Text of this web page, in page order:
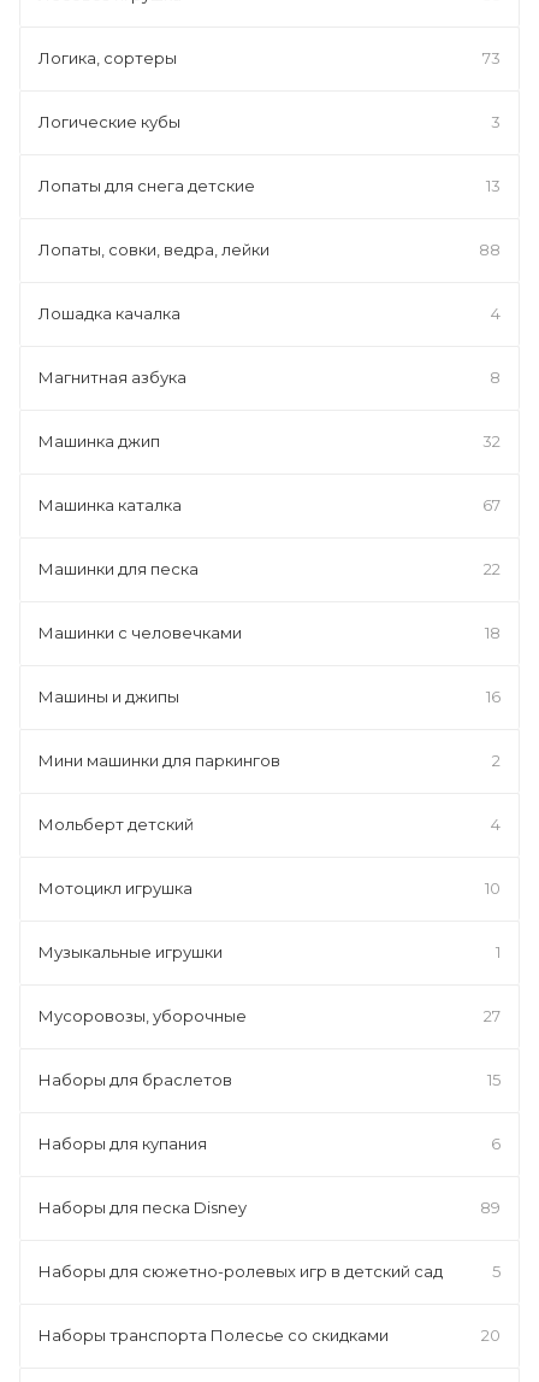
Логика, сортеры 73
Логические кубы 3
Лопаты для снега детские 13
Лопаты, совки, ведра, лейки 88
Лошадка качалка 4
Магнитная азбука 8
Машинка джип 32
Машинка каталка 67
Машинки для песка 22
Машинки с человечками 18
Машины и джипы 16
Мини машинки для паркингов 2
Мольберт детский 4
Мотоцикл игрушка 10
Музыкальные игрушки 1
Мусоровозы, уборочные 27
Наборы для браслетов 15
Наборы для купания 6
Наборы для песка Disney 89
Наборы для сюжетно-ролевых игр в детский сад 5
Наборы транспорта Полесье со скидками 20